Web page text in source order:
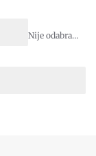
Nije odabran fajl